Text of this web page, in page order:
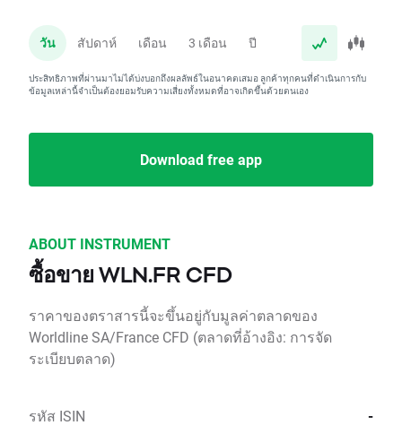
วัน สัปดาห์ เดือน 3 เดือน ปี
ประสิทธิภาพที่ผ่านมาไม่ได้บ่งบอกถึงผลลัพธ์ในอนาคตเสมอ ลูกค้าทุกคนที่ดำเนินการกับ
ข้อมูลเหล่านี้จำเป็นต้องยอมรับความเสี่ยงทั้งหมดที่อาจเกิดขึ้นด้วยตนเอง
Download free app
ABOUT INSTRUMENT
ซื้อขาย WLN.FR CFD
ราคาของตราสารนี้จะขึ้นอยู่กับมูลค่าตลาดของ
Worldline SA/France CFD (ตลาดที่อ้างอิง: การจัด
ระเบียบตลาด)
รหัส ISIN -